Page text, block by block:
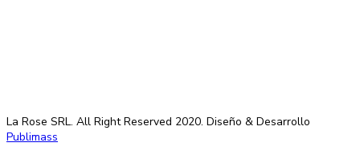
La Rose SRL. All Right Reserved 2020. Diseño & Desarrollo
Publimass